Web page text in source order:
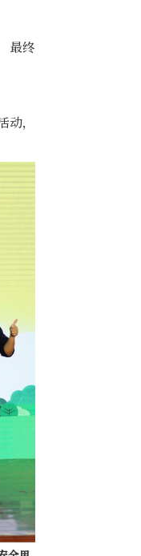
最终
，